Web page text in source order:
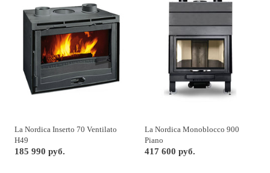
La Nordica Inserto 70 Ventilato
H49
185 990 руб.
La Nordica Monoblocco 900
Piano
417 600 руб.